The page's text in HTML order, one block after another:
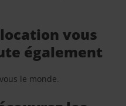
vous
également
le monde.